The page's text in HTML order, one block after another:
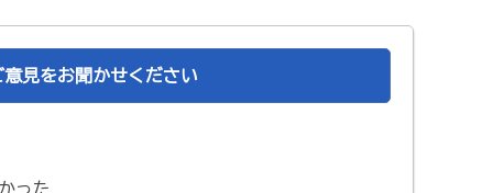
見をお聞かせください
った